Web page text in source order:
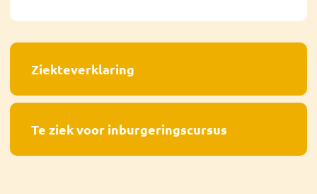
Ziekteverklaring
Te ziek voor inburgeringscursus